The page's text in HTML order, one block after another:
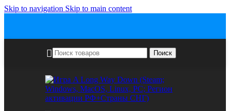
Skip to navigation Skip to main content
Поиск